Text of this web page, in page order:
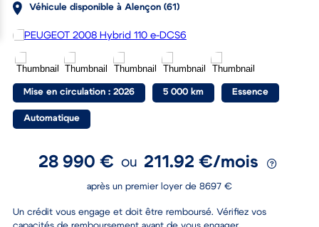
Véhicule disponible à Alençon (61)
Mise en circulation : 2026 5 000 km Essence
Automatique
28 990 € ou 211.92 €/mois
Un crédit vous engage et doit être remboursé. Vérifiez vos